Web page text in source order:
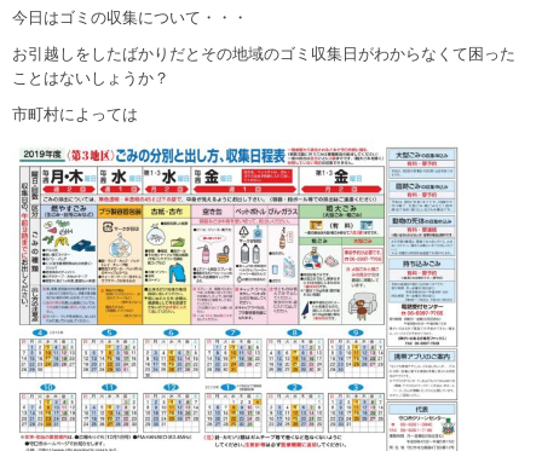
今日はゴミの収集について・・・
お引越しをしたばかりだとその地域のゴミ収集日がわからなくて困った
ことはないしょうか？
市町村によっては